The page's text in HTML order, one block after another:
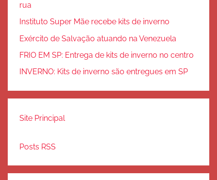
rua
Instituto Super Mãe recebe kits de inverno
Exército de Salvação atuando na Venezuela
FRIO EM SP: Entrega de kits de inverno no centro
INVERNO: Kits de inverno são entregues em SP
Site Principal
Posts RSS